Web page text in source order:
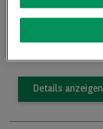
Teilbar ab
Details anzeigen